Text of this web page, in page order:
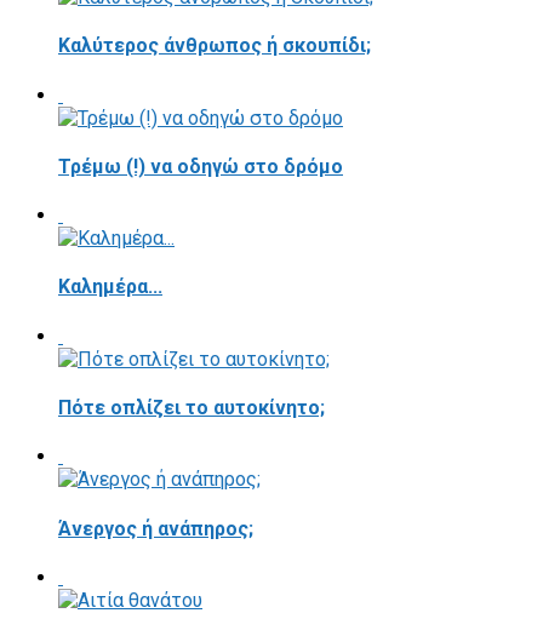
Καλύτερος άνθρωπος ή σκουπίδι;
Τρέμω (!) να οδηγώ στο δρόμο
Καλημέρα...
Πότε οπλίζει το αυτοκίνητο;
Άνεργος ή ανάπηρος;